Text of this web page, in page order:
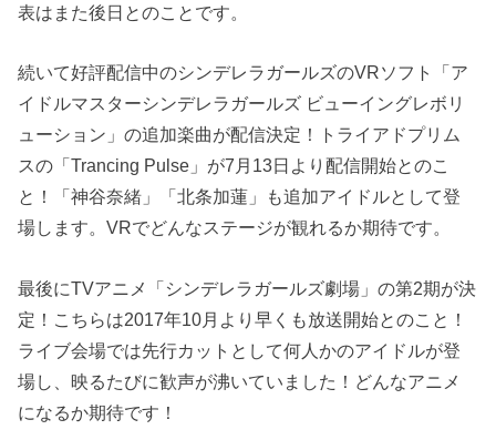
表はまた後日とのことです。
続いて好評配信中のシンデレラガールズのVRソフト「ア
イドルマスターシンデレラガールズ ビューイングレボリ
ューション」の追加楽曲が配信決定！トライアドプリム
スの「Trancing Pulse」が7月13日より配信開始とのこ
と！「神谷奈緒」「北条加蓮」も追加アイドルとして登
場します。VRでどんなステージが観れるか期待です。
最後にTVアニメ「シンデレラガールズ劇場」の第2期が決
定！こちらは2017年10月より早くも放送開始とのこと！
ライブ会場では先行カットとして何人かのアイドルが登
場し、映るたびに歓声が沸いていました！どんなアニメ
になるか期待です！